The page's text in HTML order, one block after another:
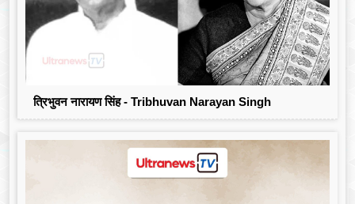
त्रिभुवन नारायण सिंह - Tribhuvan Narayan Singh